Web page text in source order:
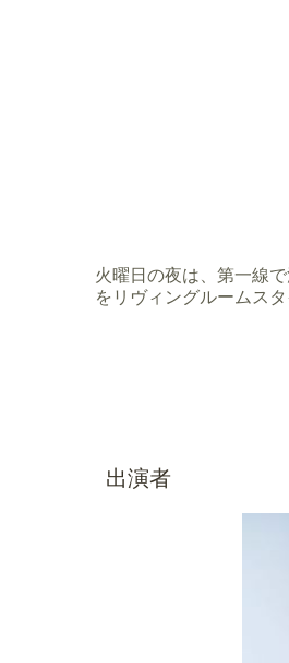
火曜日の夜は、第一線
をリヴィングルームス
出演者